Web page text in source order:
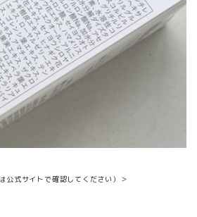
公式サイトで確認してください）＞